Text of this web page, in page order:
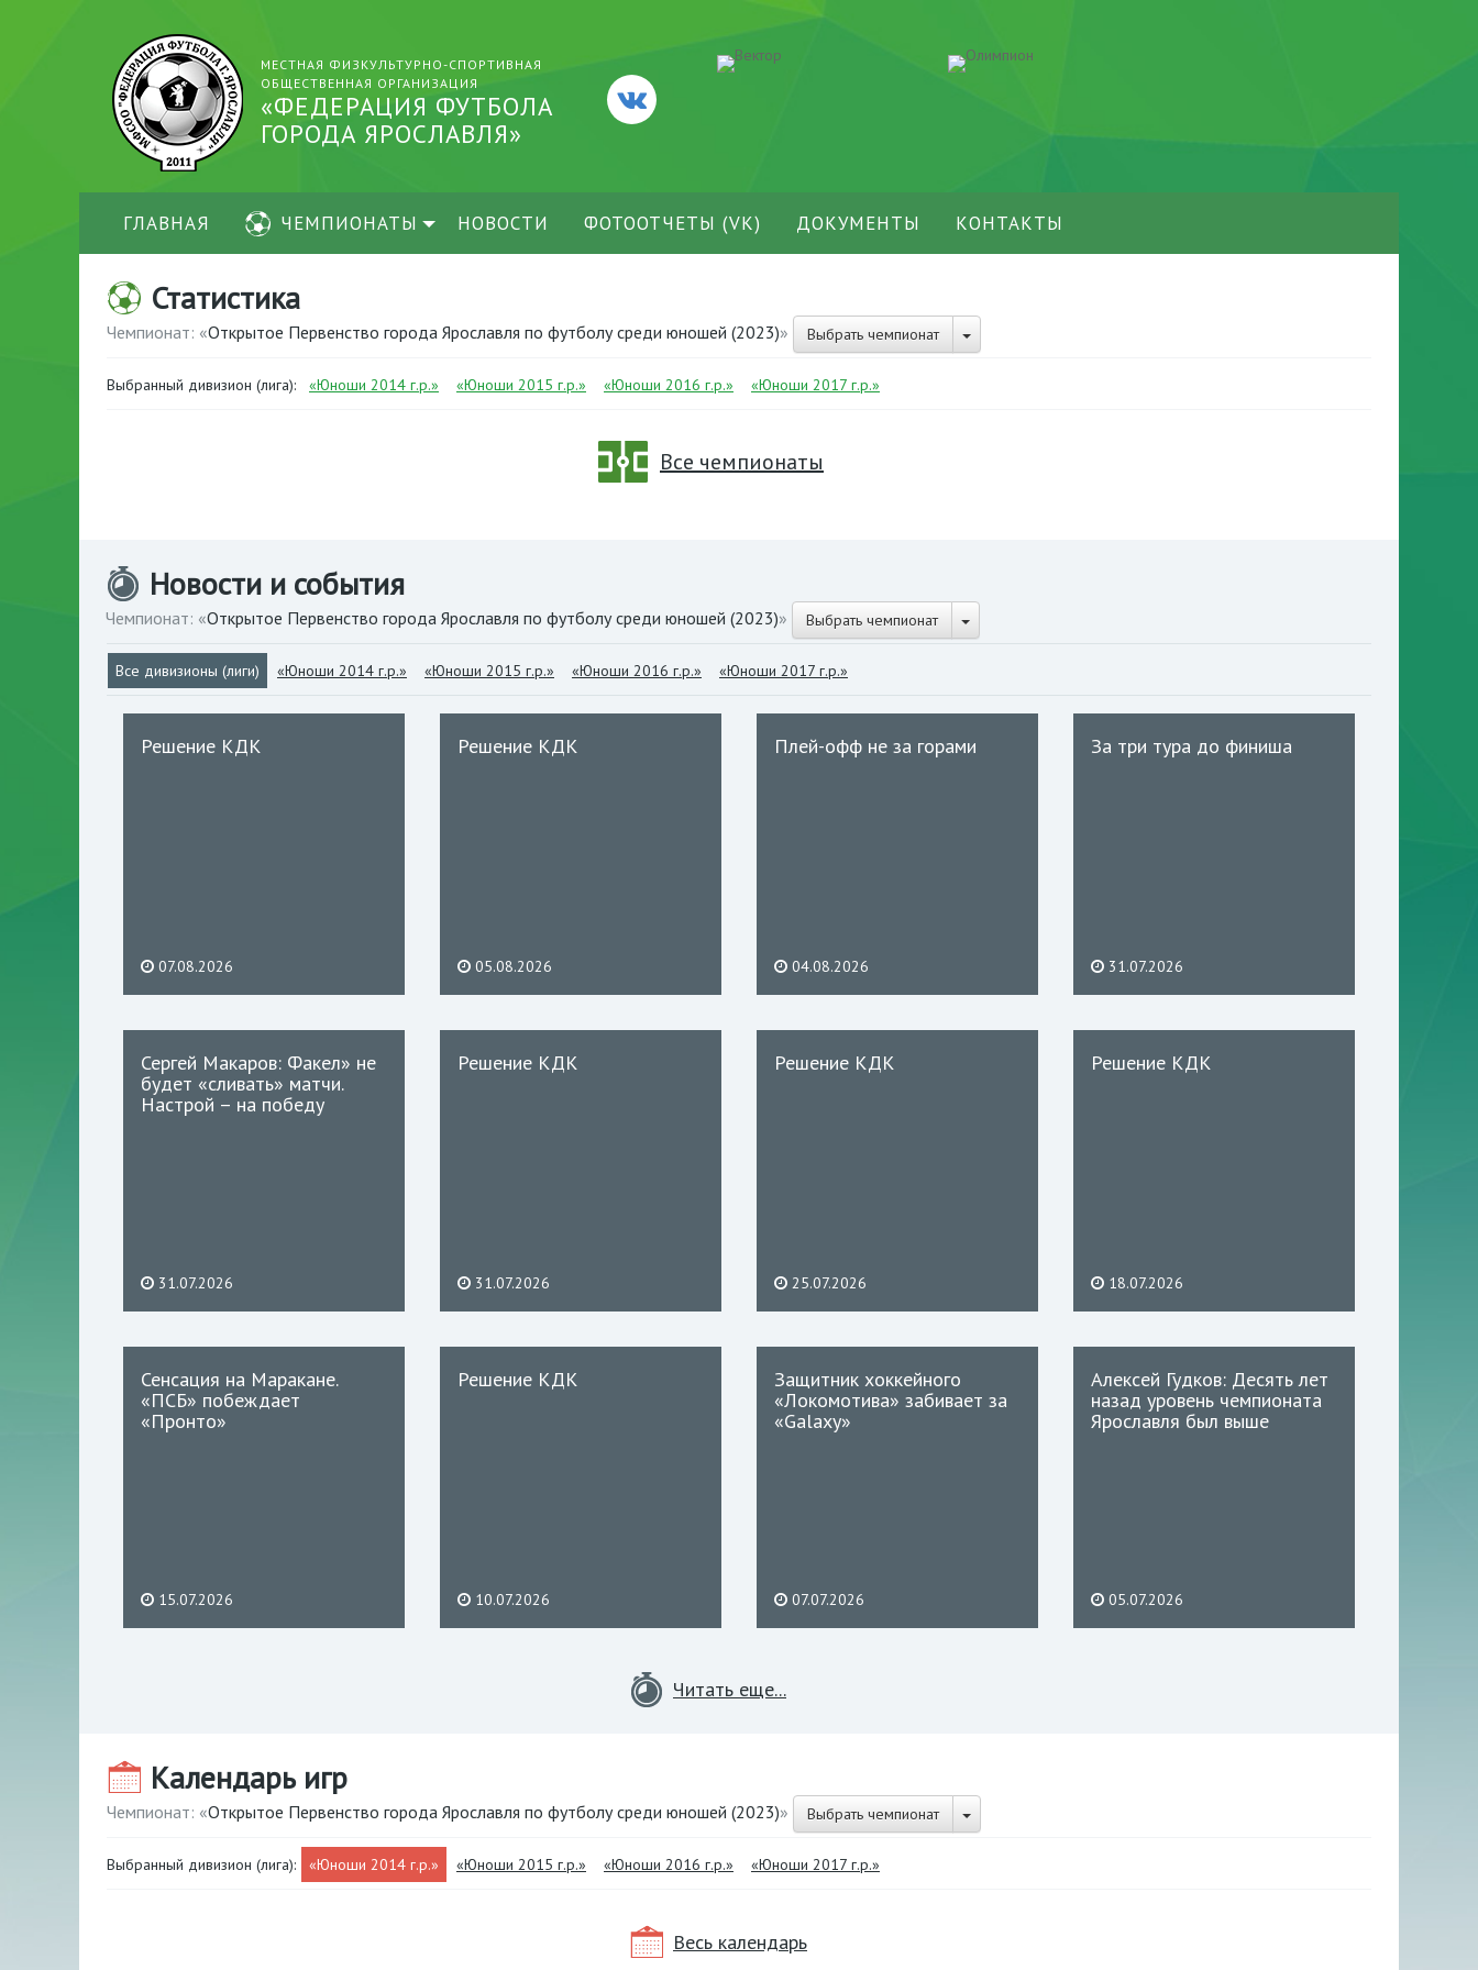
МЕСТНАЯ ФИЗКУЛЬТУРНО-СПОРТИВНАЯ
ОБЩЕСТВЕННАЯ ОРГАНИЗАЦИЯ
«ФЕДЕРАЦИЯ ФУТБОЛА
ГОРОДА ЯРОСЛАВЛЯ»
ГЛАВНАЯ ЧЕМПИОНАТЫ НОВОСТИ ФОТООТЧЕТЫ (VK) ДОКУМЕНТЫ КОНТАКТЫ
Статистика
Чемпионат: «Открытое Первенство города Ярославля по футболу среди юношей (2023)» Выбрать чемпионат
Выбранный дивизион (лига): «Юноши 2014 г.р.» «Юноши 2015 г.р.» «Юноши 2016 г.р.» «Юноши 2017 г.р.»
Все чемпионаты
Новости и события
Чемпионат: «Открытое Первенство города Ярославля по футболу среди юношей (2023)» Выбрать чемпионат
Все дивизионы (лиги) «Юноши 2014 г.р.» «Юноши 2015 г.р.» «Юноши 2016 г.р.» «Юноши 2017 г.р.»
Решение КДК
07.08.2026
Решение КДК
05.08.2026
Плей-офф не за горами
04.08.2026
За три тура до финиша
31.07.2026
Сергей Макаров: Факел» не
будет «сливать» матчи.
Настрой – на победу
31.07.2026
Решение КДК
31.07.2026
Решение КДК
25.07.2026
Решение КДК
18.07.2026
Сенсация на Маракане.
«ПСБ» побеждает
«Пронто»
15.07.2026
Решение КДК
10.07.2026
Защитник хоккейного
«Локомотива» забивает за
«Galaxy»
07.07.2026
Алексей Гудков: Десять лет
назад уровень чемпионата
Ярославля был выше
05.07.2026
Читать еще...
Календарь игр
Чемпионат: «Открытое Первенство города Ярославля по футболу среди юношей (2023)» Выбрать чемпионат
Выбранный дивизион (лига): «Юноши 2014 г.р.» «Юноши 2015 г.р.» «Юноши 2016 г.р.» «Юноши 2017 г.р.»
Весь календарь